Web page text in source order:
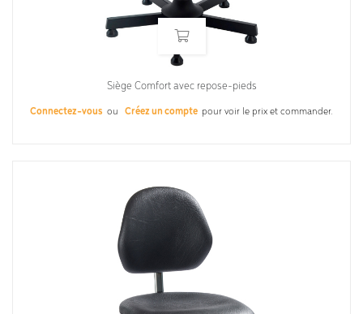
Siège Comfort avec repose-pieds
Connectez-vous ou Créez un compte pour voir le prix et commander.